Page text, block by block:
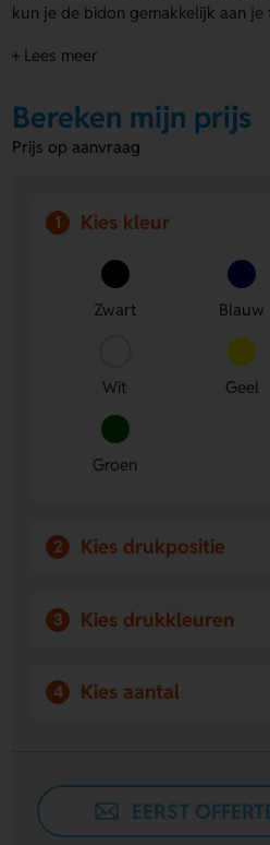
kun je de bidon gemakkelijk aan je
Deze is verkrijgbaar in zeven
voor- en achterzijde. Hierdoor zijn
perfect zijn als opvallend
relatiegeschenk. Maak indruk met
+ Lees meer
Bereken mijn prijs
Prijs op aanvraag
1 Kies kleur
Zwart Blauw
Wit Geel
Groen
2 Kies drukpositie
3 Kies drukkleuren
4 Kies aantal
EERST